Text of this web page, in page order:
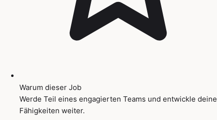
Warum dieser Job
Werde Teil eines engagierten Teams und entwickle deine
Fähigkeiten weiter.